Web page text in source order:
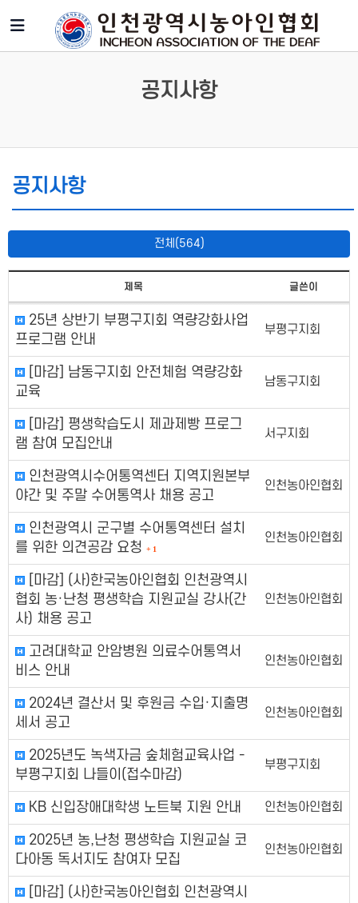
공지사항
공지사항
전체(564)
제목 글쓴이
25년 상반기 부평구지회 역량강화사업
프로그램 안내
부평구지회
[마감] 남동구지회 안전체험 역량강화
교육
남동구지회
[마감] 평생학습도시 제과제빵 프로그
램 참여 모집안내
서구지회
인천광역시수어통역센터 지역지원본부
야간 및 주말 수어통역사 채용 공고
인천농아인협회
인천광역시 군구별 수어통역센터 설치
를 위한 의견공감 요청 + 1
인천농아인협회
[마감] (사)한국농아인협회 인천광역시
협회 농·난청 평생학습 지원교실 강사(간
사) 채용 공고
인천농아인협회
고려대학교 안암병원 의료수어통역서
비스 안내
인천농아인협회
2024년 결산서 및 후원금 수입·지출명
세서 공고
인천농아인협회
2025년도 녹색자금 숲체험교육사업 -
부평구지회 나들이(접수마감)
부평구지회
KB 신입장애대학생 노트북 지원 안내 인천농아인협회
2025년 농,난청 평생학습 지원교실 코
다아동 독서지도 참여자 모집
인천농아인협회
[마감] (사)한국농아인협회 인천광역시